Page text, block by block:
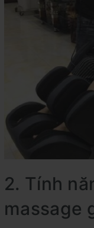
2. Tính
massage